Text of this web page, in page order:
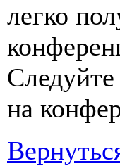
легко
на